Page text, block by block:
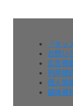
『キ
お問い
広告掲
利用規
個人情
媒体資